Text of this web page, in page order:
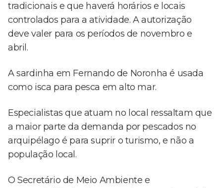
tradicionais e que haverá horários e locais
controlados para a atividade. A autorização
deve valer para os períodos de novembro e
abril.
A sardinha em Fernando de Noronha é usada
como isca para pesca em alto mar.
Especialistas que atuam no local ressaltam que
a maior parte da demanda por pescados no
arquipélago é para suprir o turismo, e não a
população local.
O Secretário de Meio Ambiente e